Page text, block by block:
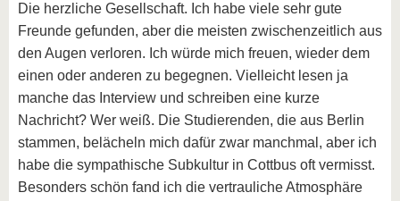
Die herzliche Gesellschaft. Ich habe viele sehr gute
Freunde gefunden, aber die meisten zwischenzeitlich aus
den Augen verloren. Ich würde mich freuen, wieder dem
einen oder anderen zu begegnen. Vielleicht lesen ja
manche das Interview und schreiben eine kurze
Nachricht? Wer weiß. Die Studierenden, die aus Berlin
stammen, belächeln mich dafür zwar manchmal, aber ich
habe die sympathische Subkultur in Cottbus oft vermisst.
Besonders schön fand ich die vertrauliche Atmosphäre